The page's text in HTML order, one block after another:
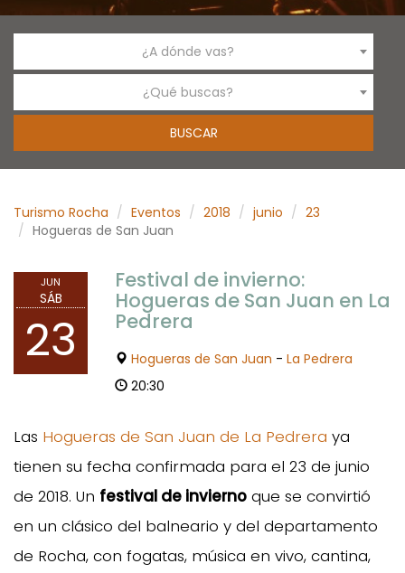
¿A dónde vas?
¿Qué buscas?
Turismo Rocha Eventos 2018 junio
23
Hogueras de San Juan
JUN
SÁB
23
Festival de invierno:
Hogueras de San Juan en La
Pedrera
Hogueras de San Juan - La Pedrera
20:30
Las Hogueras de San Juan de La Pedrera ya
tienen su fecha confirmada para el 23 de junio
de 2018. Un festival de invierno que se convirtió
en un clásico del balneario y del departamento
de Rocha, con fogatas, música en vivo, cantina,